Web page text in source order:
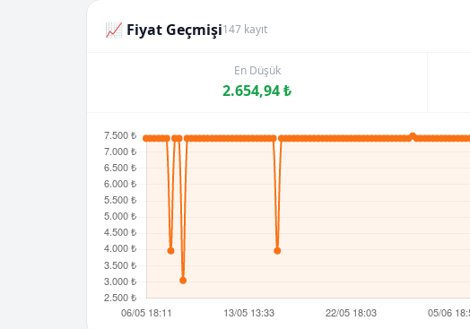
📈 Fiyat Geçmişi147 kayıt
En Düşük
2.654,94 ₺